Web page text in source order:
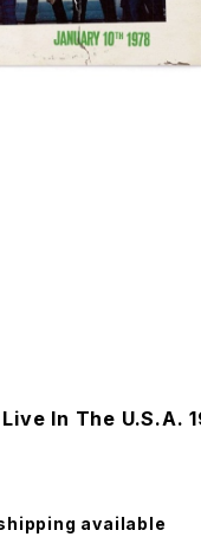
In The
available